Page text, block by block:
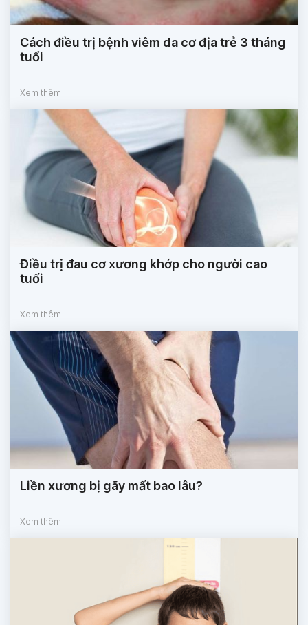
Cách điều trị bệnh viêm da cơ địa trẻ 3 tháng
tuổi
Xem thêm
Điều trị đau cơ xương khớp cho người cao
tuổi
Xem thêm
Liền xương bị gãy mất bao lâu?
Xem thêm